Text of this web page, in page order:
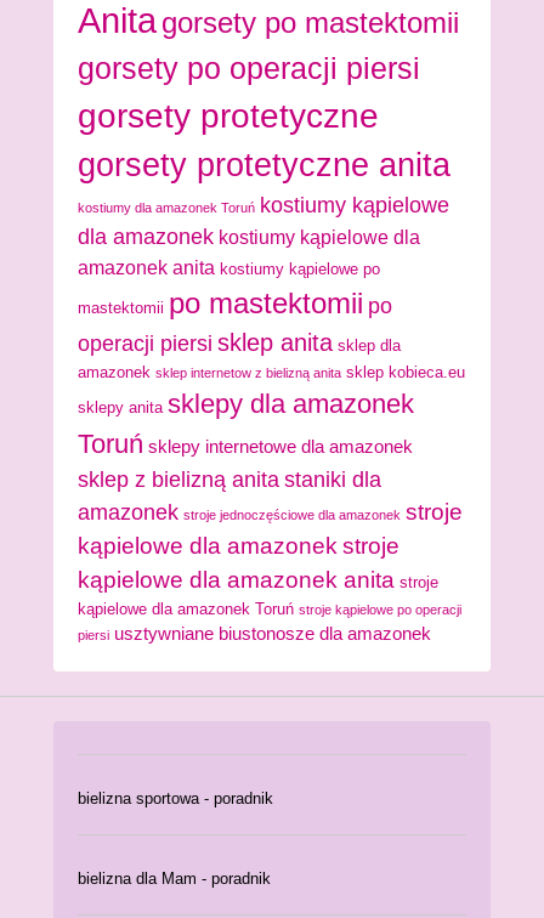
Anitagorsety po mastektomii
gorsety po operacji piersi
gorsety protetyczne
gorsety protetyczne anita
kostiumy dla amazonek Toruń kostiumy kąpielowe
dla amazonek kostiumy kąpielowe dla
amazonek anita kostiumy kąpielowe po
mastektomii po mastektomii po
operacji piersi sklep anita sklep dla
amazonek sklep internetow z bielizną anita sklep kobieca.eu
sklepy anita sklepy dla amazonek
Toruń sklepy internetowe dla amazonek
sklep z bielizną anita staniki dla
amazonek stroje jednoczęściowe dla amazonek stroje
kąpielowe dla amazonekstroje
kąpielowe dla amazonek anita stroje
kąpielowe dla amazonek Toruń stroje kąpielowe po operacji
piersi usztywniane biustonosze dla amazonek
bielizna sportowa - poradnik
bielizna dla Mam - poradnik